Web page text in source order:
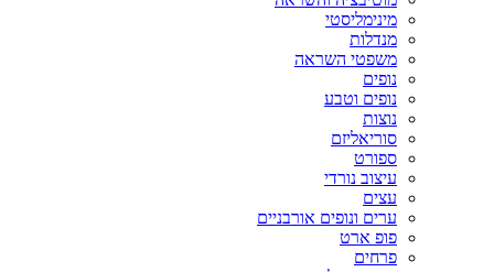
מינימליסטי
מנדלות
משפטי השראה
נופים
נופים וטבע
נוצות
סוריאליזם
ספורט
עיצוב נורדי
עצים
ערים ונופים אורבניים
פופ ארט
פרחים